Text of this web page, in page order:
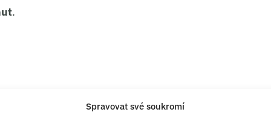
Spravovat své soukromí
.
a 150 g Hery